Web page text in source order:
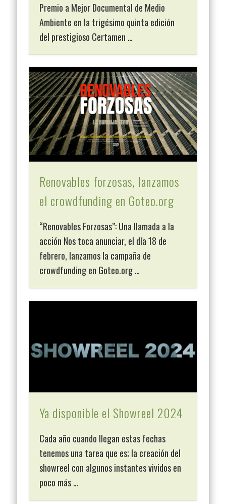
Premio a Mejor Documental de Medio
Ambiente en la trigésimo quinta edición
del prestigioso Certamen …
Renovables forzosas, lanzamos
el crowdfunding en Goteo.org
“Renovables Forzosas”: Una llamada a la
acción Nos toca anunciar, el día 18 de
febrero, lanzamos la campaña de
crowdfunding en Goteo.org …
Ya disponible el Showreel 2024
Cada año cuando llegan estas fechas
tenemos una tarea que es; la creación del
showreel con algunos instantes vividos en
poco más …